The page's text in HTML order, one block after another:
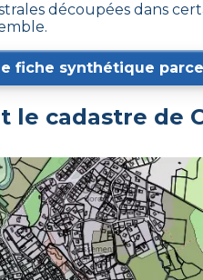
découpées dans
fiche synthétique
le cadastre de